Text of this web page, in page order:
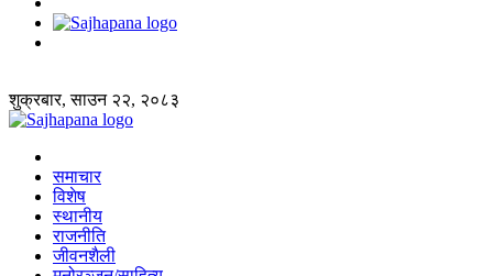
शुक्रबार, साउन २२, २०८३
समाचार
विशेष
स्थानीय
राजनीति
जीवनशैली